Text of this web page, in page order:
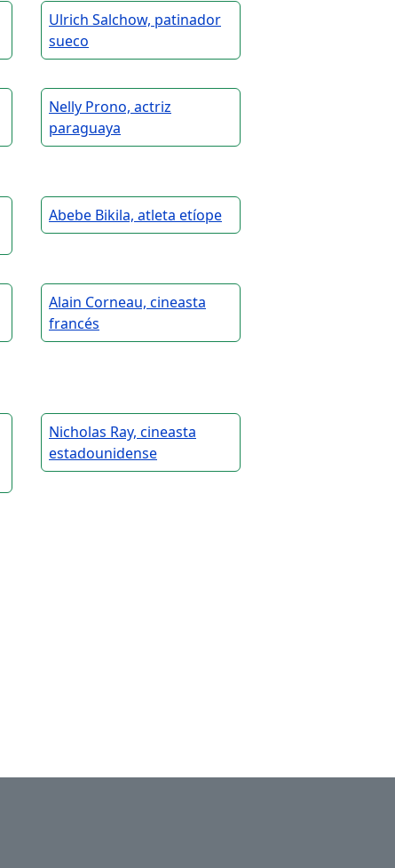
Ulrich Salchow, patinador
sueco
Nelly Prono, actriz
paraguaya
Abebe Bikila, atleta etíope
Alain Corneau, cineasta
francés
Nicholas Ray, cineasta
estadounidense